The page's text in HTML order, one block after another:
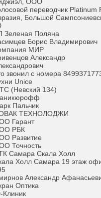
переводчик Platinum
Большой
Зеленая Поляна
Борис Владимирович
МИР
Александр
звонил с номера
Unice
(Невский 134)
Пальчик
ТЕХНОЛОДЖИ
Гарант
РБК
Развитие
Точность
Самара Скала Холл
Холл Самара 19 этаж
Александр
Оптика